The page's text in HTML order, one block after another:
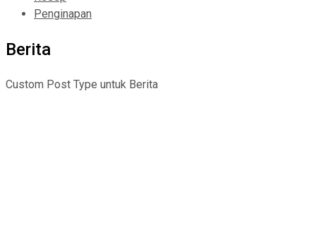
Penginapan
Berita
Custom Post Type untuk Berita